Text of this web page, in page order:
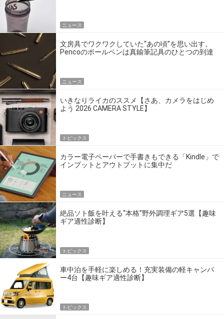
ニュース
文房具でワクワクしていた“あの頃”を思い出す。
Pencoのボールペンは真鍮筆記具のひとつの到達
ニュース
いきなりライカのススメ【さあ、カメラをはじめ
よう 2026 CAMERA STYLE】
トピックス
カラー電子ペーパーで手書きもできる「Kindle」で
インプットとアウトプットに集中だ
ニュース
絶品ソト飯を叶える“本格”野外調理ギア5選【趣味
ギア適性診断】
トピックス
車中泊を手軽に楽しめる！充実装備の軽キャンパ
ー4台【趣味ギア適性診断】
トピックス